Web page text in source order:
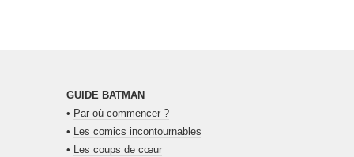
GUIDE BATMAN
• Par où commencer ?
• Les comics incontournables
• Les coups de cœur